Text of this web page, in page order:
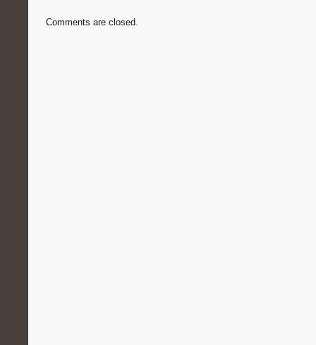
Comments are closed.